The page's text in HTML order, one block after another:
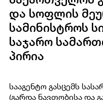
და სოფლის
სამინისტროს
საჯარო
პირია
სააგენტო გასცემს
(გარდა ნავთობისა და